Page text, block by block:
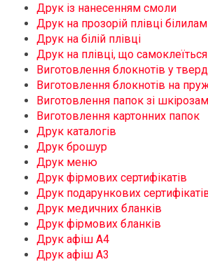
Друк із нанесенням смоли
Друк на прозорій плівці
Друк на білій плівці
Друк на плівці, що самоклеїться
Виготовлення блокнотів у
Виготовлення блокнотів на
Виготовлення папок зі
Виготовлення картонних папок
Друк каталогів
Друк брошур
Друк меню
Друк фірмових сертифікатів
Друк подарункових
Друк медичних бланків
Друк фірмових бланків
Друк афіш А4
Друк афіш А3